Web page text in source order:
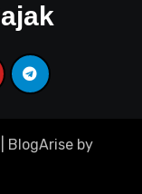
BlogArise by